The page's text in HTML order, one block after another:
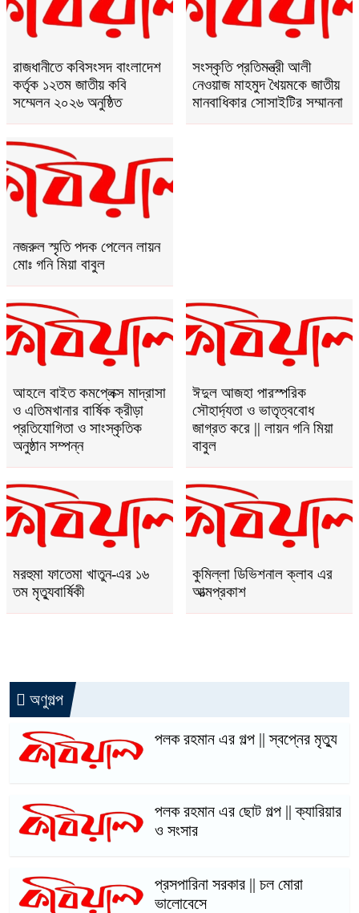
রাজধানীতে কবিসংসদ বাংলাদেশ
কর্তৃক ১২তম জাতীয় কবি
সম্মেলন ২০২৬ অনুষ্ঠিত
সংস্কৃতি প্রতিমন্ত্রী আলী
নেওয়াজ মাহমুদ খৈয়মকে জাতীয়
মানবাধিকার সোসাইটির সম্মাননা
নজরুল স্মৃতি পদক পেলেন লায়ন
মোঃ গনি মিয়া বাবুল
আহলে বাইত কমপ্লেক্স মাদ্রাসা
ও এতিমখানার বার্ষিক ক্রীড়া
প্রতিযোগিতা ও সাংস্কৃতিক
অনুষ্ঠান সম্পন্ন
ঈদুল আজহা পারস্পরিক
সৌহার্দ্যতা ও ভাতৃত্ববোধ
জাগ্রত করে || লায়ন গনি মিয়া
বাবুল
মরহুমা ফাতেমা খাতুন-এর ১৬
তম মৃত্যুবার্ষিকী
কুমিল্লা ডিভিশনাল ক্লাব এর
আত্মপ্রকাশ
অণুগল্প
পলক রহমান এর গল্প || স্বপ্নের মৃত্যু
পলক রহমান এর ছোট গল্প || ক্যারিয়ার
ও সংসার
প্রসপারিনা সরকার || চল মোরা
ভালোবেসে